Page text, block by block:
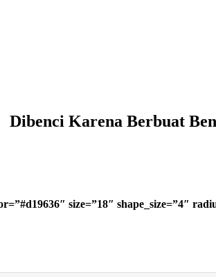
Dibenci Karena Berbuat
size=”18″ shape_size=”4″